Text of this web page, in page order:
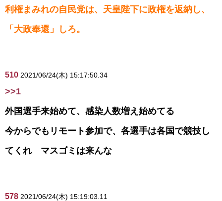
利権まみれの自民党は、天皇陛下に政権を返納し、
「大政奉還」しろ。
510 2021/06/24(木) 15:17:50.34
>>1
外国選手来始めて、感染人数増え始めてる
今からでもリモート参加で、各選手は各国で競技し
てくれ マスゴミは来んな
578 2021/06/24(木) 15:19:03.11